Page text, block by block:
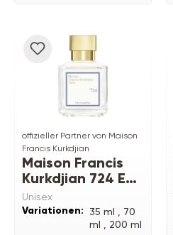
offizieller Partner von Maison
Francis Kurkdjian
Maison Francis
Kurkdjian 724 Eau
de Parfum
Unisex
Variationen: 35 ml , 70
ml , 200 ml